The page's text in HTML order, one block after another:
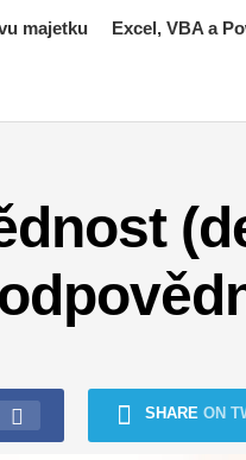
majetku Excel, VBA a
SHARE ON